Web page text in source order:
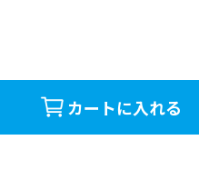
カートに入れる